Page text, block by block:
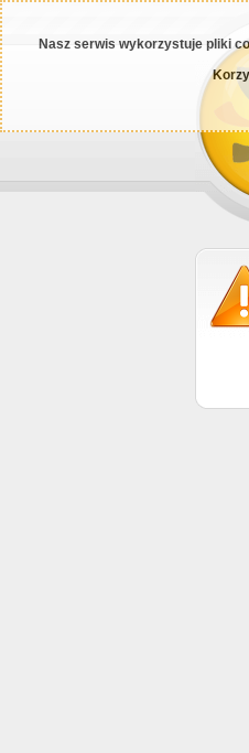
Nasz serwis wykorzystuje pliki